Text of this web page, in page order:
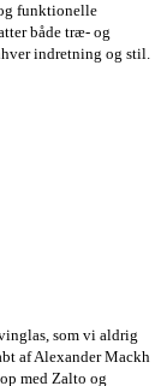
funktionelle
både træ- og
indretning og stil.
som vi aldrig
af Alexander Mackh
med Zalto og